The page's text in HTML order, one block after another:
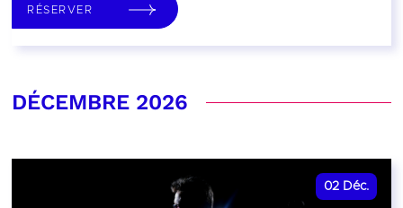
RÉSERVER
DÉCEMBRE 2026
02 Déc.